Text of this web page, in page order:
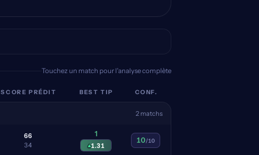
Touchez un match pour l'analyse complète
SCORE PRÉDIT BEST TIP CONF.
2 matchs
6
3
6
4
1
▴1.31
10/10